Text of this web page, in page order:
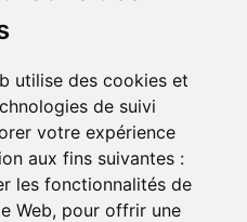
utilise des cookies et
de suivi
votre expérience
aux fins suivantes :
les fonctionnalités de
Web, pour offrir une